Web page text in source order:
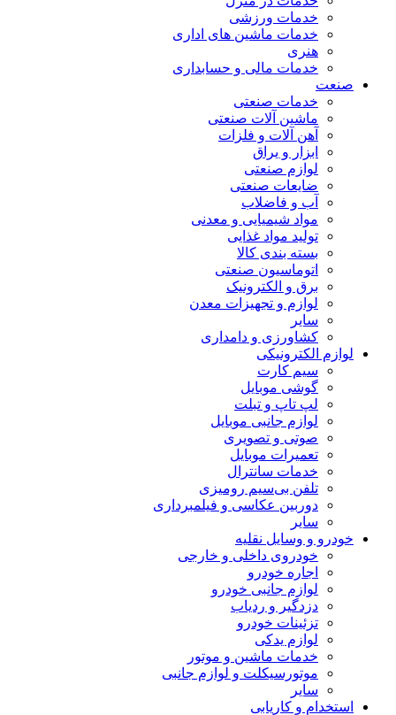
خدمات ورزشی
خدمات ماشین های اداری
هنری
خدمات مالی و حسابداری
صنعت
خدمات صنعتی
ماشین آلات صنعتی
آهن آلات و فلزات
ابزار و یراق
لوازم صنعتی
ضایعات صنعتی
آب و فاضلاب
مواد شیمیایی و معدنی
تولید مواد غذایی
بسته بندی کالا
اتوماسیون صنعتی
برق و الکترونیک
لوازم و تجهیزات معدن
سایر
کشاورزی و دامداری
لوازم الکترونیکی
سیم کارت
گوشی موبایل
لپ تاپ و تبلت
لوازم جانبی موبایل
صوتی و تصویری
تعمیرات موبایل
خدمات سانترال
تلفن بی‌سیم رومیزی
دوربین عکاسی و فیلمبرداری
سایر
خودرو و وسایل نقلیه
خودروی داخلی و خارجی
اجاره خودرو
لوازم جانبی خودرو
دزدگیر و ردیاب
تزئینات خودرو
لوازم یدکی
خدمات ماشین و موتور
موتورسیکلت و لوازم جانبی
سایر
استخدام و کاریابی